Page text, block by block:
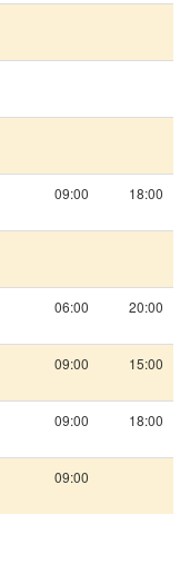
09:00 18:00
06:00 20:00
09:00 15:00
09:00 18:00
09:00